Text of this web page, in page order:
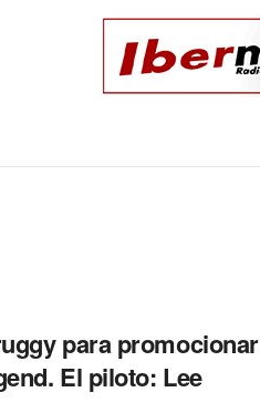
para promocionar
El piloto: Lee